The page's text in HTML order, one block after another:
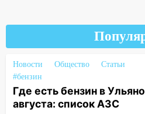
07:02
погода в Ульяновске
06:10 Двое мигрантов
летнюю девочку в
Новости Общество
Статьи
#бензин
Где есть бензин в
августа: список АЗС